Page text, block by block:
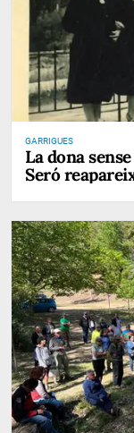
GARRIGUES
La dona
Seró